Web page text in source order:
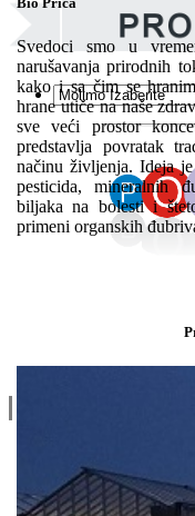
Svedoci smo u
narušavanja prirodnih
kako i sa čim se
hrane utiče na naše
sve veći prostor
predstavlja povratak
načinu življenja. Ideja
pesticida, mineralnih
biljaka na bolesti i
primeni organskih
Katalozi